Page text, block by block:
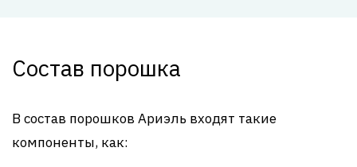
Состав порошка
В состав порошков Ариэль входят такие
компоненты, как: